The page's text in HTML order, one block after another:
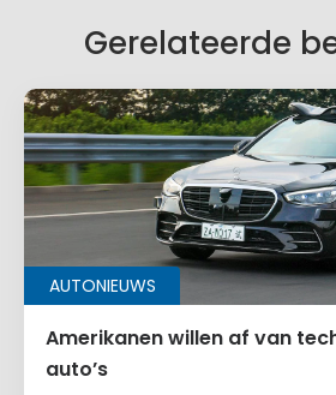
Gerelateerde
AUTONIEUWS
Amerikanen willen af van
auto’s